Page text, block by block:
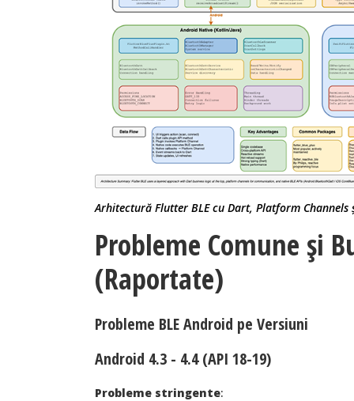
Arhitectură Flutter BLE cu Dart, Platform
Probleme Comune și
(Raportate)
Probleme BLE Android pe Versiuni
Android 4.3 - 4.4 (API 18-19)
Probleme stringente: